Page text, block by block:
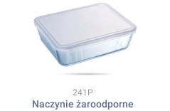
Kod produktu
241P
Naczynie żaroodporne